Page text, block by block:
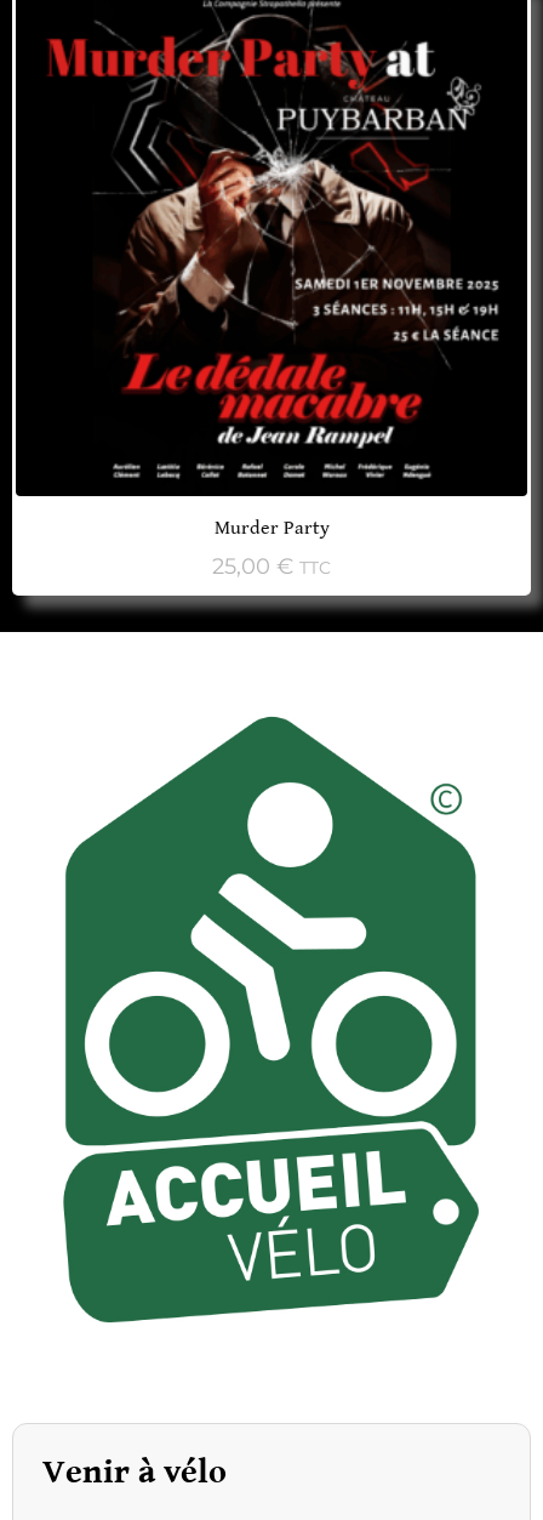
Murder Party
25,00 € TTC
Venir à vélo